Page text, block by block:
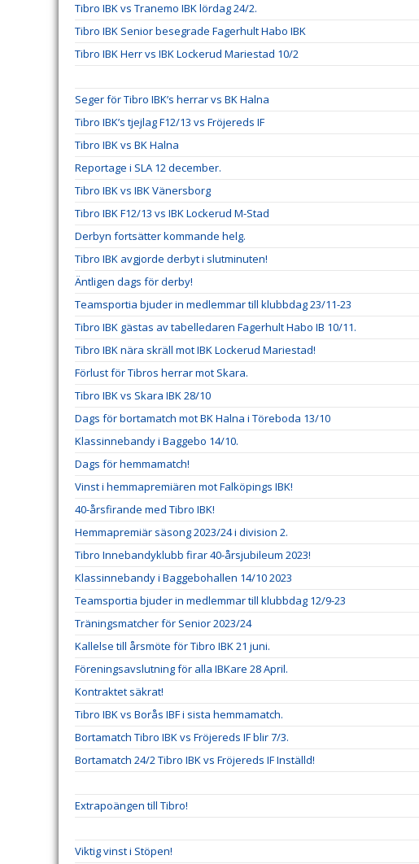
Tibro IBK vs Tranemo IBK lördag 24/2.
Tibro IBK Senior besegrade Fagerhult Habo IBK
Tibro IBK Herr vs IBK Lockerud Mariestad 10/2
Seger för Tibro IBK’s herrar vs BK Halna
Tibro IBK’s tjejlag F12/13 vs Fröjereds IF
Tibro IBK vs BK Halna
Reportage i SLA 12 december.
Tibro IBK vs IBK Vänersborg
Tibro IBK F12/13 vs IBK Lockerud M-Stad
Derbyn fortsätter kommande helg.
Tibro IBK avgjorde derbyt i slutminuten!
Äntligen dags för derby!
Teamsportia bjuder in medlemmar till klubbdag 23/11-23
Tibro IBK gästas av tabelledaren Fagerhult Habo IB 10/11.
Tibro IBK nära skräll mot IBK Lockerud Mariestad!
Förlust för Tibros herrar mot Skara.
Tibro IBK vs Skara IBK 28/10
Dags för bortamatch mot BK Halna i Töreboda 13/10
Klassinnebandy i Baggebo 14/10.
Dags för hemmamatch!
Vinst i hemmapremiären mot Falköpings IBK!
40-årsfirande med Tibro IBK!
Hemmapremiär säsong 2023/24 i division 2.
Tibro Innebandyklubb firar 40-årsjubileum 2023!
Klassinnebandy i Baggebohallen 14/10 2023
Teamsportia bjuder in medlemmar till klubbdag 12/9-23
Träningsmatcher för Senior 2023/24
Kallelse till årsmöte för Tibro IBK 21 juni.
Föreningsavslutning för alla IBKare 28 April.
Kontraktet säkrat!
Tibro IBK vs Borås IBF i sista hemmamatch.
Bortamatch Tibro IBK vs Fröjereds IF blir 7/3.
Bortamatch 24/2 Tibro IBK vs Fröjereds IF Inställd!
Extrapoängen till Tibro!
Viktig vinst i Stöpen!